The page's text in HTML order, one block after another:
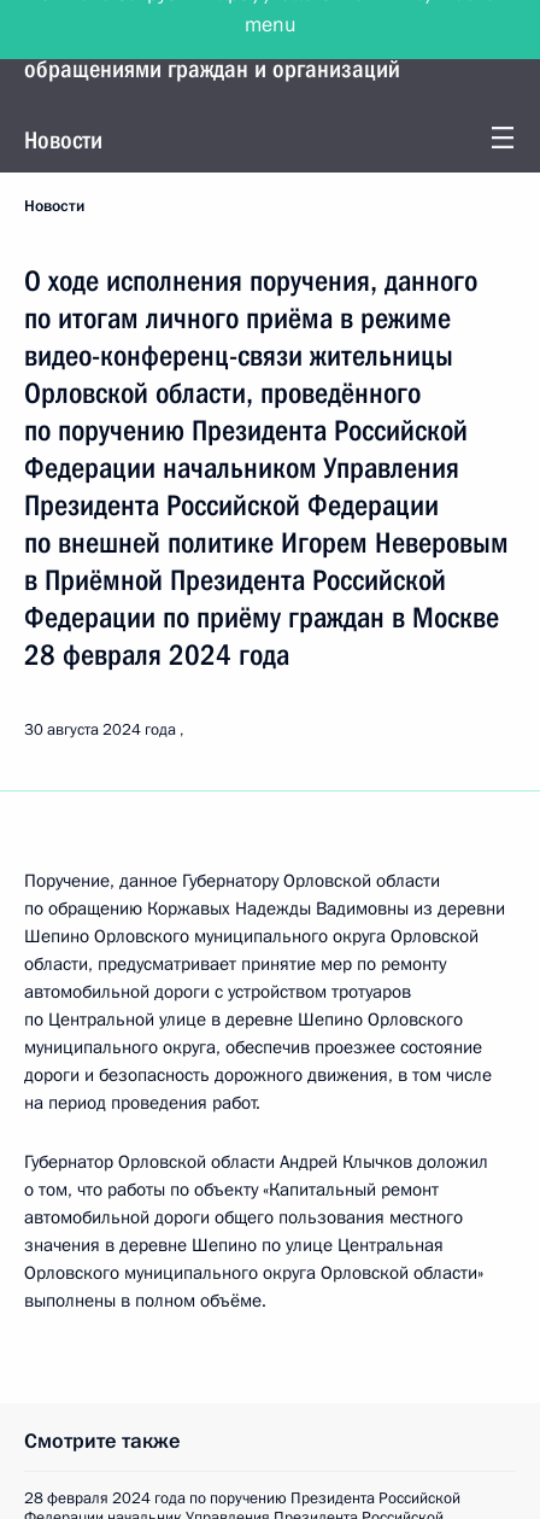
Управление Президента по работе с
обращениями граждан и организаций
Новости
Новости
О ходе исполнения поручения, данного
по итогам личного приёма в режиме
видео-конференц-связи жительницы
Орловской области, проведённого
по поручению Президента Российской
Федерации начальником Управления
Президента Российской Федерации
по внешней политике Игорем Неверовым
в Приёмной Президента Российской
Федерации по приёму граждан в Москве
28 февраля 2024 года
30 августа 2024 года
Поручение, данное Губернатору Орловской области
по обращению Коржавых Надежды Вадимовны из деревни
Шепино Орловского муниципального округа Орловской
области, предусматривает принятие мер по ремонту
автомобильной дороги с устройством тротуаров
по Центральной улице в деревне Шепино Орловского
муниципального округа, обеспечив проезжее состояние
дороги и безопасность дорожного движения, в том числе
на период проведения работ.
Губернатор Орловской области Андрей Клычков доложил
о том, что работы по объекту «Капитальный ремонт
автомобильной дороги общего пользования местного
значения в деревне Шепино по улице Центральная
Орловского муниципального округа Орловской области»
выполнены в полном объёме.
Смотрите также
28 февраля 2024 года по поручению Президента Российской
menu